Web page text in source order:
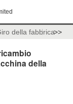
della fabbrica>>
della